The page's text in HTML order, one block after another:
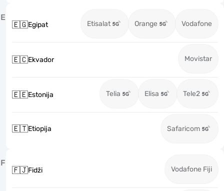
E
🇪🇬Egipat Etisalat Orange Vodafone
🇪🇨Ekvador Movistar
🇪🇪Estonija Telia Elisa Tele2
🇪🇹Etiopija Safaricom
F
🇫🇯Fidži Vodafone Fiji